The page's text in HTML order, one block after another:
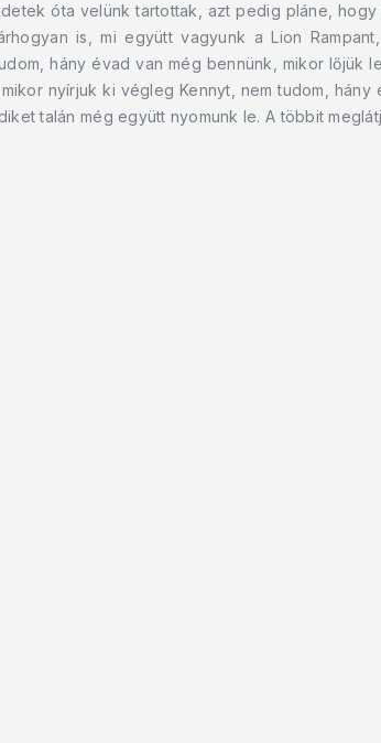
óta velünk tartottak, azt pedig pláne,
is, mi együtt vagyunk a Lion
hány évad van még bennünk, mikor lőjük
nyírjuk ki végleg Kennyt, nem tudom, hány
talán még együtt nyomunk le. A többit